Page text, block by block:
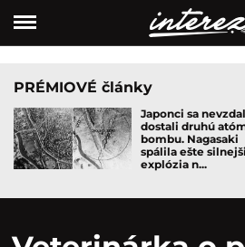
PRÉMIOVÉ články
Japonci sa
dostali druhú
bombu. Nagasaki
spálila ešte
explózia n...